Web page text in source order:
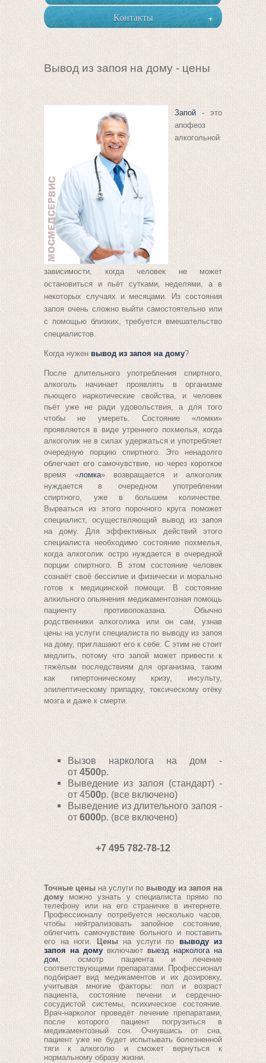
Контакты +
Вывод из запоя на дому - цены
Запой - это
апофеоз
алкогольной
зависимости, когда человек не может
остановиться и пьёт сутками, неделями, а в
некоторых случаях и месяцами. Из состояния
запоя очень сложно выйти самостоятельно или
с помощью близких, требуется вмешательство
специалистов.
Когда нужен вывод из запоя на дому?
После длительного употребления спиртного,
алкоголь начинает проявлять в организме
пьющего наркотические свойства, и человек
пьёт уже не ради удовольствия, а для того
чтобы не умереть. Состояние «ломки»
проявляется в виде утреннего похмелья, когда
алкоголик не в силах удержаться и употребляет
очередную порцию спиртного. Это ненадолго
облегчает его самочувствие, но через короткое
время «ломка» возвращается и алкоголик
нуждается в очередном употреблении
спиртного, уже в большем количестве.
Вырваться из этого порочного круга поможет
специалист, осуществляющий вывод из запоя
на дому. Для эффективных действий этого
специалиста необходимо состояние похмелья,
когда алкоголик остро нуждается в очередной
порции спиртного. В этом состояние человек
сознаёт своё бессилие и физически и морально
готов к медицинской помощи. В состояние
алкильного опьянения медикаментозная помощь
пациенту противопоказана. Обычно
родственники алкоголика или он сам, узнав
цены на услуги специалиста по выводу из запоя
на дому, приглашают его к себе. С этим не стоит
медлить, потому что запой может привести к
тяжёлым последствиям для организма, таким
как гипертоническому кризу, инсульту,
эпилептическому припадку, токсическому отёку
мозга и даже к смерти.
Вызов нарколога на дом -
от 4500р.
Выведение из запоя (стандарт) -
от 4500р. (все включено)
Выведение из длительного запоя -
от 6000р. (все включено)
+7 495 782-78-12
Точные цены на услуги по выводу из запоя на
дому можно узнать у специалиста прямо по
телефону или на его страничке в интернете.
Профессионалу потребуется несколько часов,
чтобы нейтрализовать запойное состояние,
облегчить самочувствие больного и поставить
его на ноги.
Ценына услуги повыводу из
запоя на домувключают выезд нарколога на
дом, осмотр пациента и лечение
соответствующими препаратами. Профессионал
подбирает вид медикаментов и их дозировку,
учитывая многие факторы: пол и возраст
пациента, состояние печени и сердечно-
сосудистой системы, психическое состояние.
Врач-нарколог проведёт лечение препаратами,
после которого пациент погрузиться в
медикаментозный сон. Очнувшись от сна,
пациент уже не будет испытывать болезненной
тяги к алкоголю и сможет вернуться к
нормальному образу жизни.